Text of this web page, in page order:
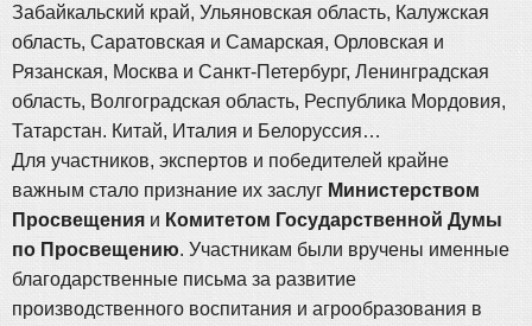
Забайкальский край, Ульяновская область, Калужская
область, Саратовская и Самарская, Орловская и
Рязанская, Москва и Санкт-Петербург, Ленинградская
область, Волгоградская область, Республика Мордовия,
Татарстан. Китай, Италия и Белоруссия…
Для участников, экспертов и победителей крайне
важным стало признание их заслуг Министерством
Просвещения и Комитетом Государственной Думы
по Просвещению. Участникам были вручены именные
благодарственные письма за развитие
производственного воспитания и агрообразования в